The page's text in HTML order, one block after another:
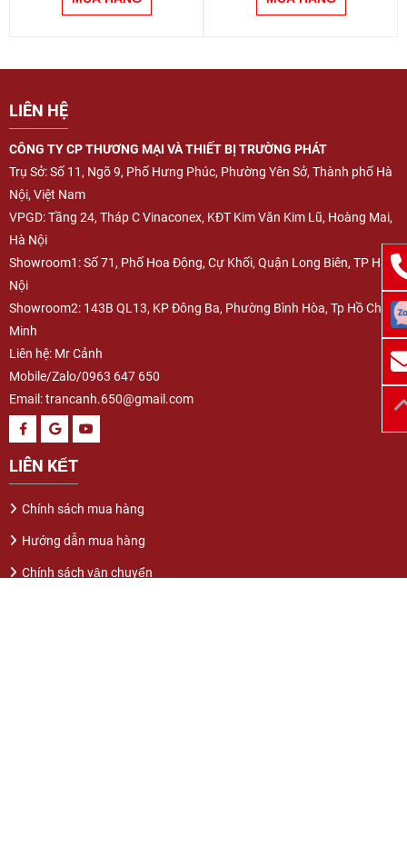
LIÊN HỆ
CÔNG TY CP THƯƠNG MẠI VÀ THIẾT BỊ TRƯỜNG PHÁT
Trụ Sở: Số 11, Ngõ 9, Phố Hưng Phúc, Phường Yên Sở, Thành phố Hà
Nội, Việt Nam
VPGD: Tầng 24, Tháp C Vinaconex, KĐT Kim Văn Kim Lũ, Hoàng Mai,
Hà Nội
Showroom1: Số 71, Phố Hoa Động, Cự Khối, Quận Long Biên, TP Hà
Nội
Showroom2: 143B QL13, KP Đông Ba, Phường Bình Hòa, Tp Hồ Chí
Minh
Liên hệ: Mr Cảnh
Mobile/Zalo/0963 647 650
Email:trancanh.650@gmail.com
LIÊN KẾT
Chính sách mua hàng
Hướng dẫn mua hàng
Chính sách vận chuyển